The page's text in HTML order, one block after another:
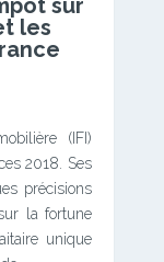
sur
les
(IFI)
2018. Ses
précisions
la fortune
unique